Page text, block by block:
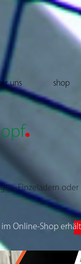
uns shop
.
Einzeladern oder
im Online-Shop